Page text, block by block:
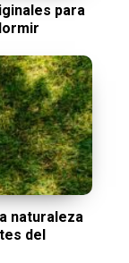
para
naturaleza
del